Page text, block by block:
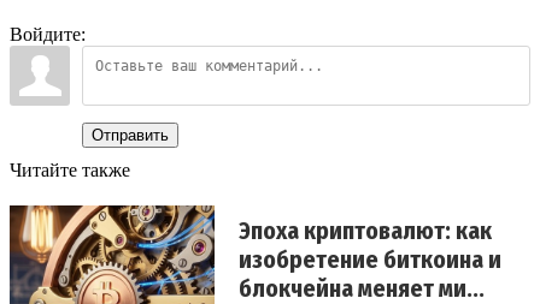
Войдите:
Отправить
Читайте также
Эпоха криптовалют: как
изобретение биткоина и
блокчейна меняет ми...